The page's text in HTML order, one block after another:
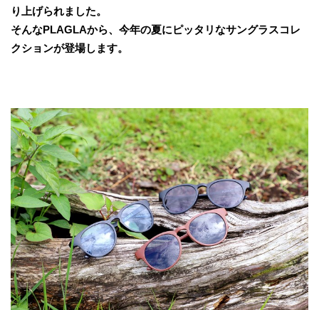
り上げられました。
そんなPLAGLAから、今年の夏にピッタリなサングラスコレ
クションが登場します。